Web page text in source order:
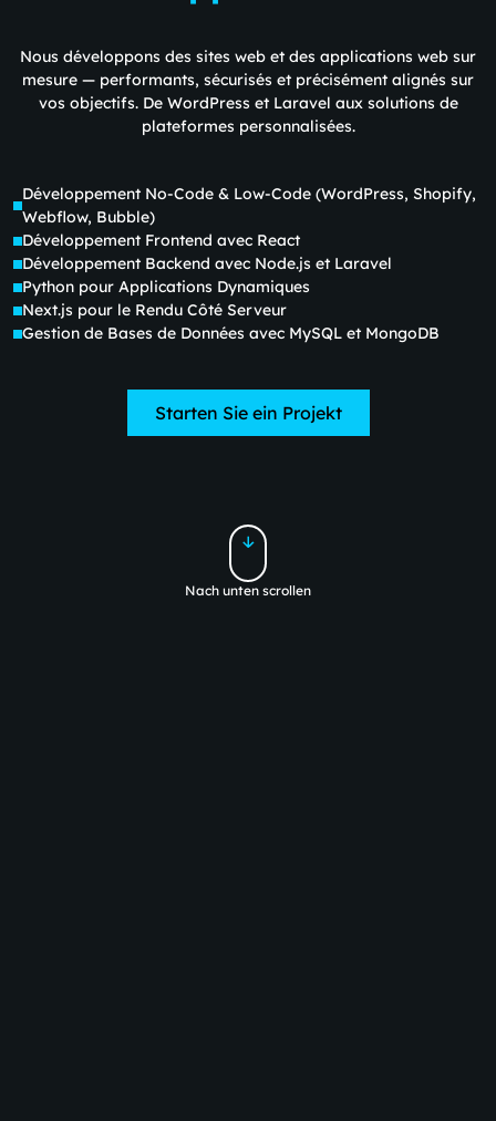
Nous développons des sites web et des applications web sur
mesure — performants, sécurisés et précisément alignés sur
vos objectifs. De WordPress et Laravel aux solutions de
plateformes personnalisées.
Développement No-Code & Low-Code (WordPress, Shopify,
Webflow, Bubble)
Développement Frontend avec React
Développement Backend avec Node.js et Laravel
Python pour Applications Dynamiques
Next.js pour le Rendu Côté Serveur
Gestion de Bases de Données avec MySQL et MongoDB
Starten Sie ein Projekt
Nach unten scrollen